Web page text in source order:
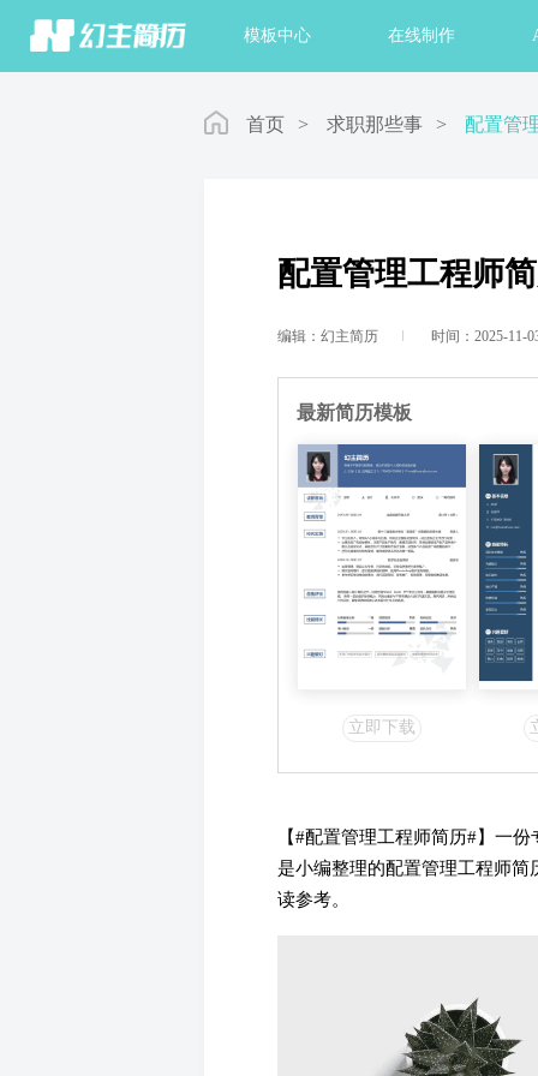
首页 模板中心 在线制作
首页 > 求职那些事 > 配置管
配置管理工程师
编辑：幻主简历 时间：2025-11-
最新简历模板
立即下载
【#配置管理工程师简历#】一
是小编整理的配置管理工程师
读参考。